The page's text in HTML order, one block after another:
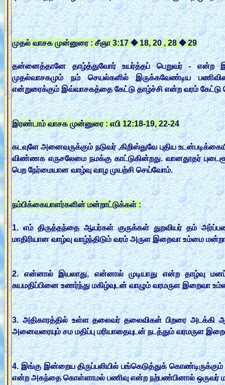
முதல் வாசக முன்னுரை : சீஞா 3:17 � 18, 20 , 28 � 29
தன்னைத்தானே தாழ்த்துவோர் உயர்த்தப் பெறுவர் - என்ற
முதல்வாசகமும் நம் செயல்களில் இருக்கவேண்டிய
என்றுரைக்கும் இவ்வாசகத்தை கேட்டு தாழ்ச்சி என்ற வரம் கேட்டு
இரண்டாம் வாசக முன்னுரை : எபி 12:18-19, 22-24
கடவுளே அனைவருக்கும் நடுவர் ,கிறிஸ்துவே புதிய
விண்ணக எருசலேமை நமக்கு காட்டுகின்றது. வானதூதர்
பெற நேர்மையான வாழ்வு வாழ முயற்சி செய்வோம்.
நம்பிக்கையாளர்களின் மன்றாட்டுக்கள் :
1. எம் திருத்தந்தை ஆயர்கள் குருக்கள் துறவியர் தம்
மாதிரியான வாழ்வு வாழ்ந்திடும் வரம் அருள இறைவா உம்மை
2. என்னால் இயலாது, என்னால் முடியாது என்ற தாழ்வு
சுயமதிப்பினை உணர்ந்து மகிழ்வுடன் வாழும் வரமருள இறைவா
3. அதிகாரத்தில் உள்ள தலைவர் தலைவிகள் பிறரை அடக்கி
அனைவரையும் சம மதிப்பு மரியாதையுடன் நடத்தும் வரமருள
4. இங்கு இன்றைய திருப்பலியில் பங்கெடுத்துக்
என்ற அகந்தை கொள்ளாமல் பணிவு என்ற நற்பண்பினால் ஒருவர்